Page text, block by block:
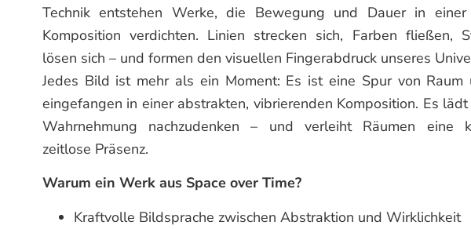
Technik entstehen Werke, die Bewegung und Dauer in einer
Komposition verdichten. Linien strecken sich, Farben fließen,
lösen sich – und formen den visuellen Fingerabdruck unseres
Jedes Bild ist mehr als ein Moment: Es ist eine Spur von Raum
eingefangen in einer abstrakten, vibrierenden Komposition. Es
Wahrnehmung nachzudenken – und verleiht Räumen eine
zeitlose Präsenz.
Warum ein Werk aus Space over Time?
Kraftvolle Bildsprache zwischen Abstraktion und Wirklichkeit